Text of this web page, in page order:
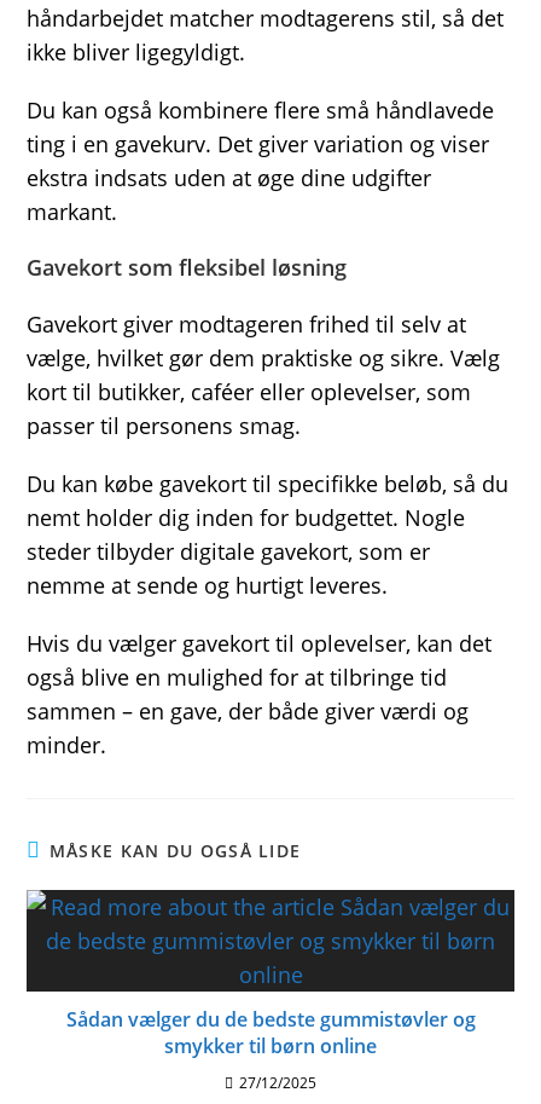
håndarbejdet matcher modtagerens stil, så det
ikke bliver ligegyldigt.
Du kan også kombinere flere små håndlavede
ting i en gavekurv. Det giver variation og viser
ekstra indsats uden at øge dine udgifter
markant.
Gavekort som fleksibel løsning
Gavekort giver modtageren frihed til selv at
vælge, hvilket gør dem praktiske og sikre. Vælg
kort til butikker, caféer eller oplevelser, som
passer til personens smag.
Du kan købe gavekort til specifikke beløb, så du
nemt holder dig inden for budgettet. Nogle
steder tilbyder digitale gavekort, som er
nemme at sende og hurtigt leveres.
Hvis du vælger gavekort til oplevelser, kan det
også blive en mulighed for at tilbringe tid
sammen – en gave, der både giver værdi og
minder.
MÅSKE KAN DU OGSÅ LIDE
Sådan vælger du de bedste gummistøvler og
smykker til børn online
27/12/2025